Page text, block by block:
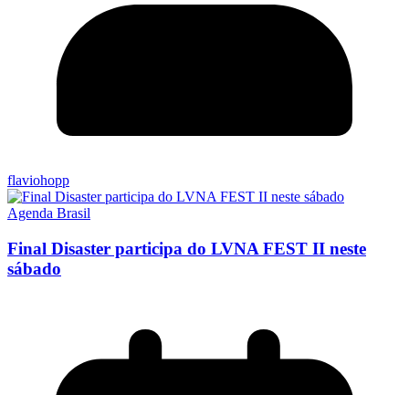
flaviohopp
Agenda Brasil
Final Disaster participa do LVNA FEST II neste
sábado